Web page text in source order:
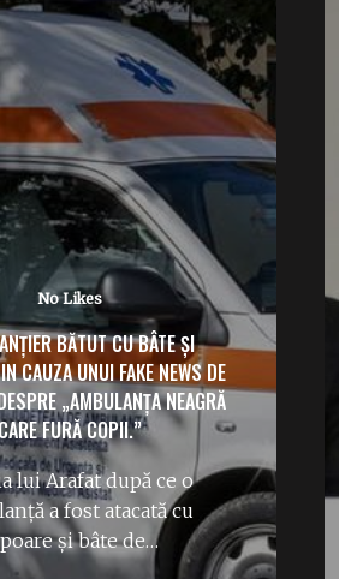
No Likes
BĂTUT CU BÂTE ȘI
CAUZA UNUI FAKE NEWS DE
„AMBULANȚA NEAGRĂ
FURĂ COPII.”
lui Arafat după ce o
a fost atacată cu
și bâte de…